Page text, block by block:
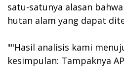
satu-satunya alasan
hutan alam yang dapat
""Hasil analisis kami
kesimpulan: Tampaknya